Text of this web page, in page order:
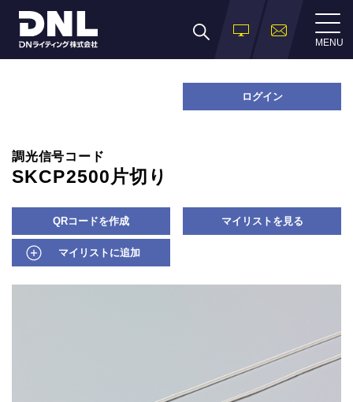
MENU
ログイン
調光信号コード
SKCP2500片切り
QRコードを作成 マイリストを見る
マイリストに追加